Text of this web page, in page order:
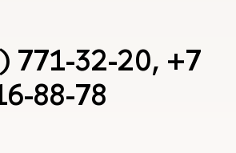
771-32-20, +7
88-78